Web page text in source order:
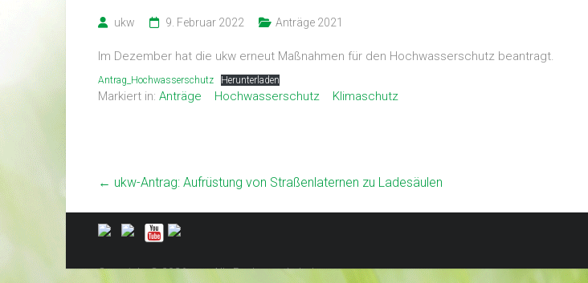
ukw 9. Februar 2022 Anträge 2021
Im Dezember hat die ukw erneut Maßnahmen für den Hochwasserschutz beantragt.
Antrag_Hochwasserschutz Herunterladen
Markiert in: Anträge Hochwasserschutz Klimaschutz
← ukw-Antrag: Aufrüstung von Straßenlaternen zu Ladesäulen
Copyright © 2026ukw. Alle Rechte vorbehalten.